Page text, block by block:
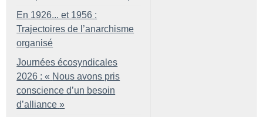
En 1926... et 1956 :
Trajectoires de l’anarchisme
organisé
Journées écosyndicales
2026 : « Nous avons pris
conscience d’un besoin
d’alliance »